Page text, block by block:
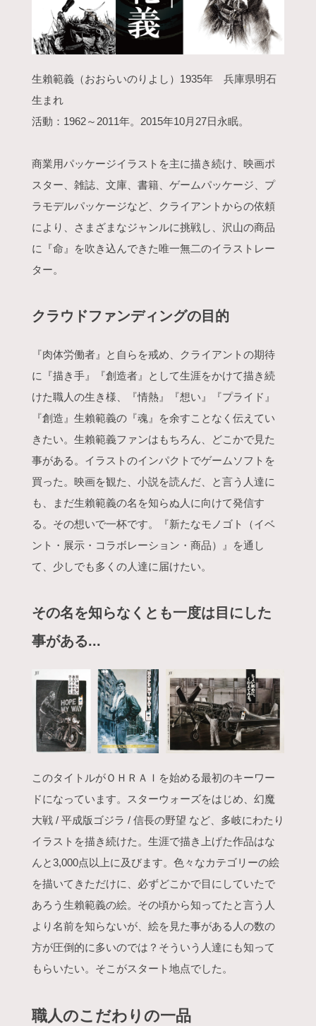
生賴範義（おおらいのりよし）1935年 兵庫県明石
生まれ
活動：1962～2011年。2015年10月27日永眠。
商業用パッケージイラストを主に描き続け、映画ポ
スター、雑誌、文庫、書籍、ゲームパッケージ、プ
ラモデルパッケージなど、クライアントからの依頼
により、さまざまなジャンルに挑戦し、沢山の商品
に『命』を吹き込んできた唯一無二のイラストレー
ター。
クラウドファンディングの目的
『肉体労働者』と自らを戒め、クライアントの期待
に『描き手』『創造者』として生涯をかけて描き続
けた職人の生き様、『情熱』『想い』『プライド』
『創造』生賴範義の『魂』を余すことなく伝えてい
きたい。生賴範義ファンはもちろん、どこかで見た
事がある。イラストのインパクトでゲームソフトを
買った。映画を観た、小説を読んだ、と言う人達に
も、まだ生賴範義の名を知らぬ人に向けて発信す
る。その想いで一杯です。『新たなモノゴト（イベ
ント・展示・コラボレーション・商品）』を通し
て、少しでも多くの人達に届けたい。
その名を知らなくとも一度は目にした
事がある...
このタイトルがＯＨＲＡＩを始める最初のキーワー
ドになっています。スターウォーズをはじめ、幻魔
大戦 / 平成版ゴジラ / 信長の野望 など、多岐にわたり
イラストを描き続けた。生涯で描き上げた作品はな
んと3,000点以上に及びます。色々なカテゴリーの絵
を描いてきただけに、必ずどこかで目にしていたで
あろう生賴範義の絵。その頃から知ってたと言う人
より名前を知らないが、絵を見た事がある人の数の
方が圧倒的に多いのでは？そういう人達にも知って
もらいたい。そこがスタート地点でした。
職人のこだわりの一品